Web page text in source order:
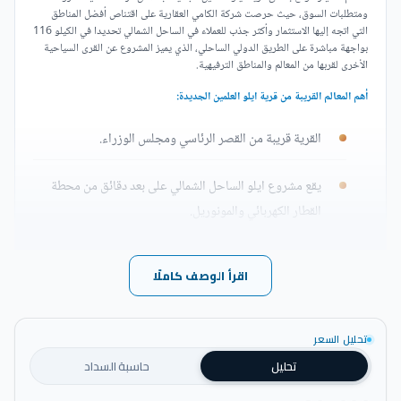
ومتطلبات السوق، حيث حرصت شركة الكامي العقارية على اقتناص أفضل المناطق
التي اتجه إليها الاستثمار وأكثر جذب للعملاء في الساحل الشمالي تحديدا في الكيلو 116
بواجهة مباشرة على الطريق الدولي الساحلي، الذي يميز المشروع عن القرى السياحية
الأخرى لقربها من المعالم والمناطق الترفيهية.
أهم المعالم القريبة من قرية ايلو العلمين الجديدة:
القرية قريبة من القصر الرئاسي ومجلس الوزراء.
يقع مشروع ايلو الساحل الشمالي على بعد دقائق من محطة
القطار الكهربائي والمونوريل.
تطل القرية على أبراج العلمين والأبراج الصينية.
تصميم إيلو العلمين الجديدة Elo New Alamein Village
اقرأ الوصف كاملًا
تحليل السعر
تحليل حاسبة السداد